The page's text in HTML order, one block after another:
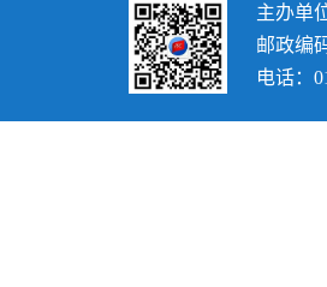
主办单
邮政编
电话：